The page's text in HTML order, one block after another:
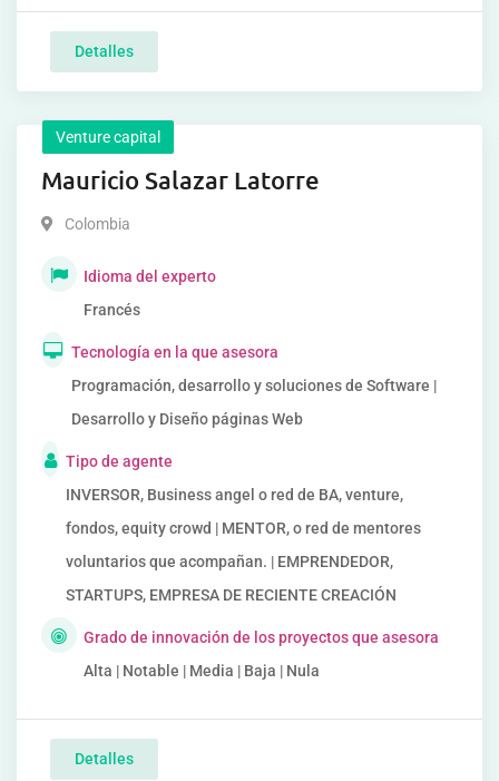
Detalles
Venture capital
Mauricio Salazar Latorre
Colombia
Idioma del experto
Francés
Tecnología en la que asesora
Programación, desarrollo y soluciones de Software |
Desarrollo y Diseño páginas Web
Tipo de agente
INVERSOR, Business angel o red de BA, venture,
fondos, equity crowd | MENTOR, o red de mentores
voluntarios que acompañan. | EMPRENDEDOR,
STARTUPS, EMPRESA DE RECIENTE CREACIÓN
Grado de innovación de los proyectos que asesora
Alta | Notable | Media | Baja | Nula
Detalles